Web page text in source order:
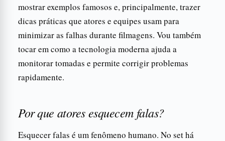
mostrar exemplos famosos e, principalmente, trazer
dicas práticas que atores e equipes usam para
minimizar as falhas durante filmagens. Vou também
tocar em como a tecnologia moderna ajuda a
monitorar tomadas e permite corrigir problemas
rapidamente.
Por que atores esquecem falas?
Esquecer falas é um fenômeno humano. No set há